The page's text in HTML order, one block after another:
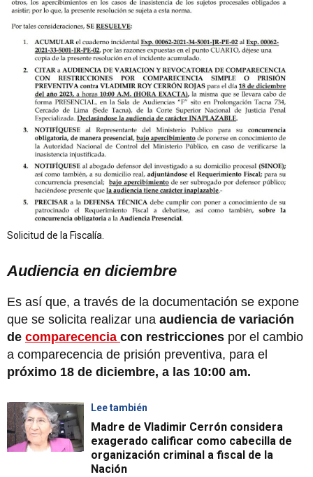
Solicitud de la Fiscalía.
Audiencia en diciembre
Es así que, a través de la documentación se expone
que se solicita realizar una audiencia de variación
de comparecencia con restricciones por el cambio
a comparecencia de prisión preventiva, para el
próximo 18 de diciembre, a las 10:00 am.
Lee también
Madre de Vladimir Cerrón considera
exagerado calificar como cabecilla de
organización criminal a fiscal de la
Nación